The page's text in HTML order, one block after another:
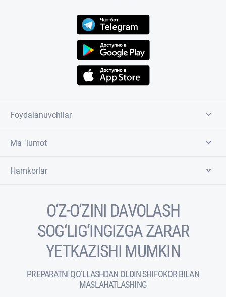
Foydalanuvchilar
Ma `lumot
Hamkorlar
O‘Z-O‘ZINI DAVOLASH
SOG‘LIG‘INGIZGA ZARAR
YETKAZISHI MUMKIN
PREPARATNI QO‘LLASHDAN OLDIN SHIFOKOR BILAN
MASLAHATLASHING